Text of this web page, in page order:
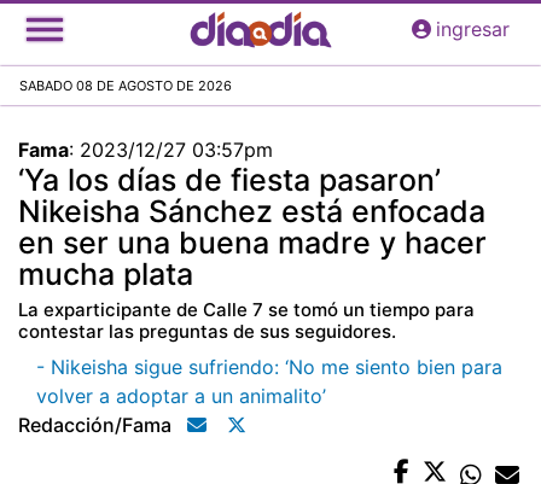
Pasar
al
principal
ingresar
SABADO 08 DE AGOSTO DE 2026
Fama: 2023/12/27 03:57pm
‘Ya los días de fiesta pasaron’
Nikeisha Sánchez está enfocada
en ser una buena madre y hacer
mucha plata
La exparticipante de Calle 7 se tomó un tiempo para
contestar las preguntas de sus seguidores.
- Nikeisha sigue sufriendo: ‘No me siento bien para
volver a adoptar a un animalito’
Redacción/fama